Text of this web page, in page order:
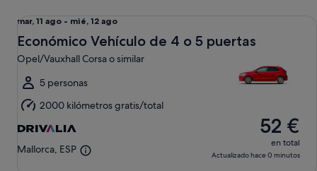
Del
mar,
11
ago
al
mié,
12
ago
mar, 11 ago - mié, 12 ago
Económico Vehículo de 4 o 5 puertas
Opel/Vauxhall Corsa o similar
5 personas
2000 kilómetros gratis/total
Mallorca, ESP
52 €
en total
Actualizado hace 0 minutos